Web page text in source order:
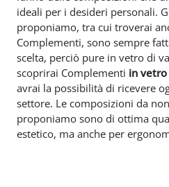
ideali per i desideri personali.
proponiamo, tra cui troverai
Complementi, sono sempre
scelta, perciò pure in vetro di
scoprirai Complementi in vetro
avrai la possibilità di ricevere
settore. Le composizioni da
proponiamo sono di ottima
estetico, ma anche per